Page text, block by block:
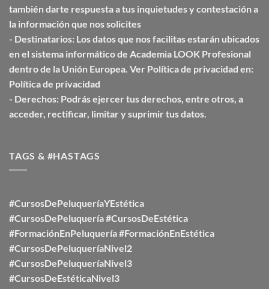
también darte respuesta a tus inquietudes y contestación a
la información que nos solicites
- Destinatarios: Los datos que nos facilitas estarán ubicados
en el sistema informático de Academia LOOK Profesional
dentro de la Unión Europea. Ver Política de privacidad en:
Política de privacidad
- Derechos: Podrás ejercer tus derechos, entre otros, a
acceder, rectificar, limitar y suprimir tus datos.
TAGS & #HASTAGS
#CursosDePeluqueríaYEstética
#CursosDePeluquería#CursosDeEstética
#FormaciónEnPeluquería#FormaciónEnEstética
#CursosDePeluqueríaNivel2
#CursosDePeluqueríaNivel3
#CursosDeEstéticaNivel3